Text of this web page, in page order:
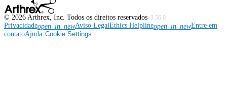
© 2026 Arthrex, Inc. Todos os direitos reservadosv3.56.0
Privacidadeopen_in_newAviso LegalEthics Helplineopen_in_newEntre em
contatoAjuda Cookie Settings